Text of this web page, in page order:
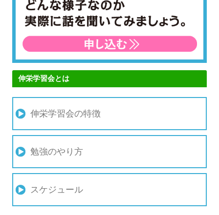
伸栄学習会とは
伸栄学習会の特徴
勉強のやり方
スケジュール